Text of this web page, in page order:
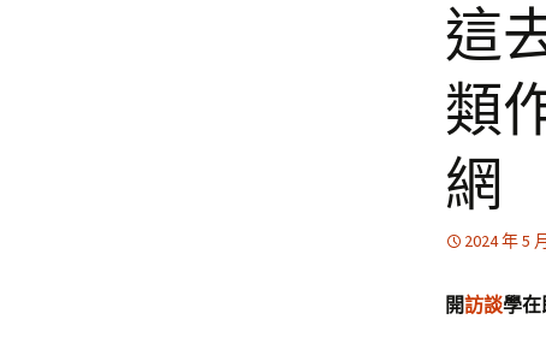
這
類
網
2024 年 5
開訪談學在